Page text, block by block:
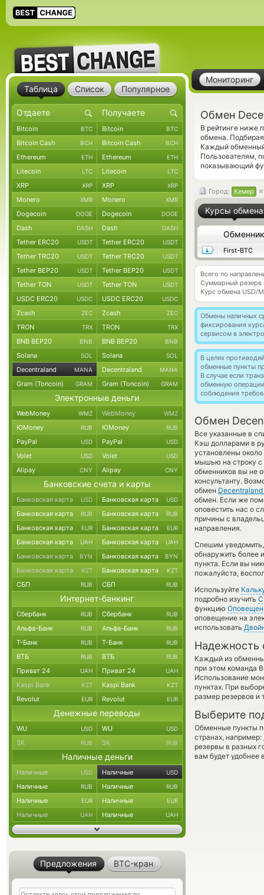
Мониторинг
Обмен
В рейтинге ниже
обмена.
Каждый
Пользователям,
показывающий
Город: Кемер
Курсы обмена
Обменник
First-BTC
Всего по
Суммарный резерв
Курс обмена USD/
Обмены наличных
фиксирования
сервисом в
В целях
обменные пункты
В случае если
обменную
соблюдения
Обмен
Все указанные в
Кэш долларами в
установлены около
мышью на строку с
обменников вы не
консультанту.
обмен
обмен. Если же
оповестить нас о
причины с
направления.
Спешим
обнаружить более
пункта. Если вы
пожалуйста,
Используйте
подробно изучить
функцию
оповещение на
использовать
Надежность
Каждый из
при этом команда
Использование
пунктах. При
размер резервов и
Выберите
Обменные пункты
странах, например:
резервы в разных
вам будет удобнее
Таблица Список Популярное
Bitcoin BTC Bitcoin BTC
Bitcoin Cash BCH Bitcoin Cash BCH
Ethereum ETH Ethereum ETH
Litecoin LTC Litecoin LTC
XRP XRP XRP XRP
Monero XMR Monero XMR
Dogecoin DOGE Dogecoin DOGE
Dash DASH Dash DASH
Tether ERC20 USDT Tether ERC20 USDT
Tether TRC20 USDT Tether TRC20 USDT
Tether BEP20 USDT Tether BEP20 USDT
Tether TON USDT Tether TON USDT
USDC ERC20 USDC USDC ERC20 USDC
Zcash ZEC Zcash ZEC
TRON TRX TRON TRX
BNB BEP20 BNB BNB BEP20 BNB
Solana SOL Solana SOL
Decentraland MANA Decentraland MANA
Gram (Toncoin) GRAM Gram (Toncoin) GRAM
Электронные деньги
WebMoney WMZ WebMoney WMZ
ЮMoney RUB ЮMoney RUB
PayPal USD PayPal USD
Volet USD Volet USD
Alipay CNY Alipay CNY
Банковские счета и карты
Банковская карта USD Банковская карта USD
Банковская карта RUB Банковская карта RUB
Банковская карта EUR Банковская карта EUR
Банковская карта UAH Банковская карта UAH
Банковская карта BYN Банковская карта BYN
Банковская карта KZT Банковская карта KZT
СБП RUB СБП RUB
Интернет-банкинг
Сбербанк RUB Сбербанк RUB
Альфа-Банк RUB Альфа-Банк RUB
Т-Банк RUB Т-Банк RUB
ВТБ RUB ВТБ RUB
Приват 24 UAH Приват 24 UAH
Kaspi Bank KZT Kaspi Bank KZT
Revolut EUR Revolut EUR
Денежные переводы
WU USD WU USD
ЗК RUB ЗК RUB
Наличные деньги
Наличные USD Наличные USD
Наличные RUB Наличные RUB
Наличные EUR Наличные EUR
Наличные UAH Наличные UAH
Предложения BTC-кран